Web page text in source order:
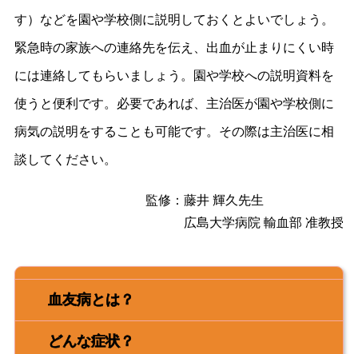
血友病とは？
どんな症状？
す）などを園や学校側に説明しておくとよいでしょう。
緊急時の家族への連絡先を伝え、出血が止まりにくい時
には連絡してもらいましょう。園や学校への説明資料を
使うと便利です。必要であれば、主治医が園や学校側に
病気の説明をすることも可能です。その際は主治医に相
談してください。
監修：藤井 輝久先生
広島大学病院 輸血部 准教授